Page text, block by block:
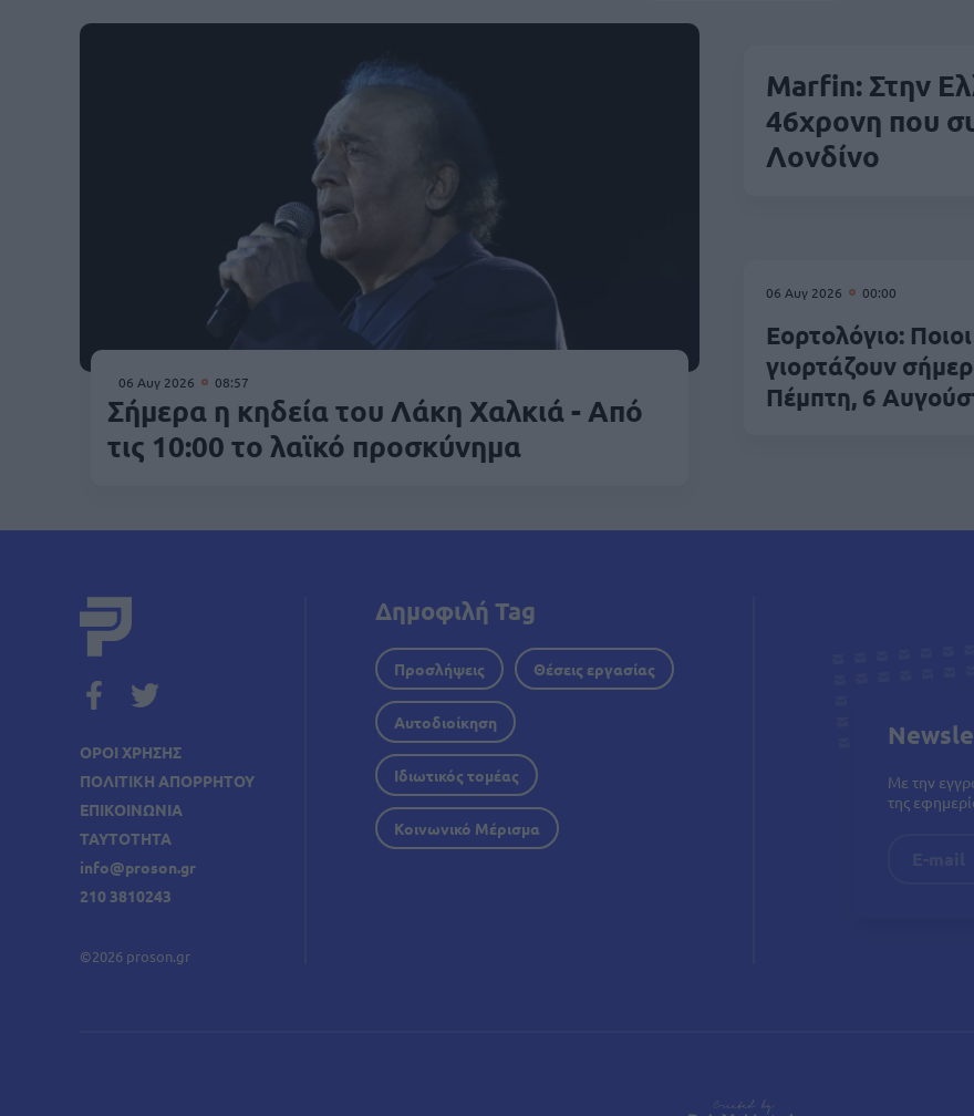
06 Αυγ 2026 08:57
Σήμερα η κηδεία του Λάκη Χαλκιά - Από
τις 10:00 το λαϊκό προσκύνημα
Marfin: Στην
46χρονη που
Λονδίνο
06 Αυγ 2026 00:00
Εορτολόγιο: Ποιοι
γιορτάζουν
Πέμπτη, 6
ΟΡΟΙ ΧΡΗΣΗΣ
ΠΟΛΙΤΙΚΗ ΑΠΟΡΡΗΤΟΥ
ΕΠΙΚΟΙΝΩΝΙΑ
ΤΑΥΤΟΤΗΤΑ
info@proson.gr
210 3810243
©2026 proson.gr
Δημοφιλή Tag
Προσλήψεις Θέσεις εργασίας
Αυτοδιοίκηση
Ιδιωτικός τομέας
Κοινωνικό Μέρισμα
Με την
της